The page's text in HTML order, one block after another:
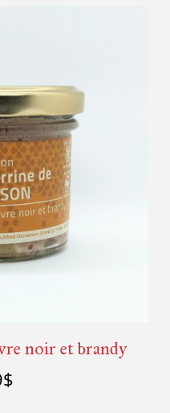
noir et brandy
$